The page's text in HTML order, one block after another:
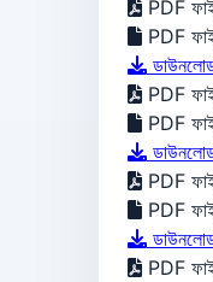
PDF
PDF
PDF
PDF
PDF
PDF
PDF